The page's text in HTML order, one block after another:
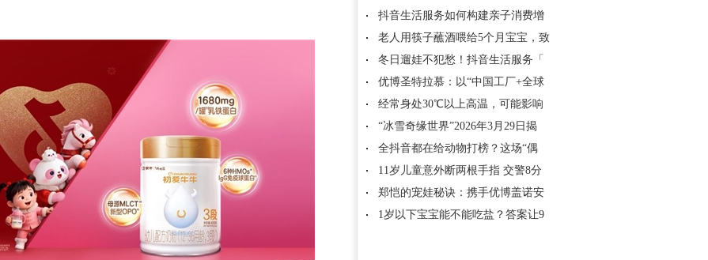
抖音生活服务如何构建亲子消费增
老人用筷子蘸酒喂给5个月宝宝，致
冬日遛娃不犯愁！抖音生活服务「
优博圣特拉慕：以“中国工厂+全球
经常身处30℃以上高温，可能影响
“冰雪奇缘世界”2026年3月29日揭
全抖音都在给动物打榜？这场“偶
11岁儿童意外断两根手指 交警8分
郑恺的宠娃秘诀：携手优博盖诺安
1岁以下宝宝能不能吃盐？答案让9